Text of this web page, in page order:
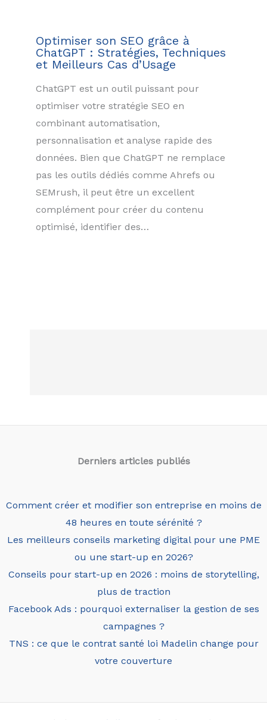
Optimiser son SEO grâce à
ChatGPT : Stratégies, Techniques
et Meilleurs Cas d’Usage
ChatGPT est un outil puissant pour
optimiser votre stratégie SEO en
combinant automatisation,
personnalisation et analyse rapide des
données. Bien que ChatGPT ne remplace
pas les outils dédiés comme Ahrefs ou
SEMrush, il peut être un excellent
complément pour créer du contenu
optimisé, identifier des…
Derniers articles publiés
Comment créer et modifier son entreprise en moins de
48 heures en toute sérénité ?
Les meilleurs conseils marketing digital pour une PME
ou une start-up en 2026?
Conseils pour start-up en 2026 : moins de storytelling,
plus de traction
Facebook Ads : pourquoi externaliser la gestion de ses
campagnes ?
TNS : ce que le contrat santé loi Madelin change pour
votre couverture